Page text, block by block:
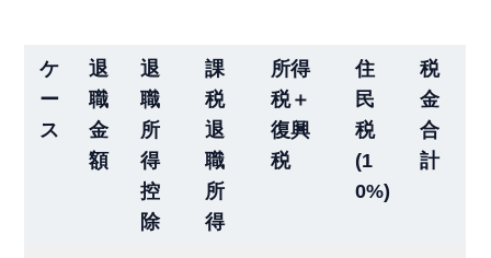
ケ
ー
ス
退
職
金
額
退
職
所
得
控
除
課
税
退
職
所
得
所得
税＋
復興
税
住
民
税
(1
0%)
税
金
合
計